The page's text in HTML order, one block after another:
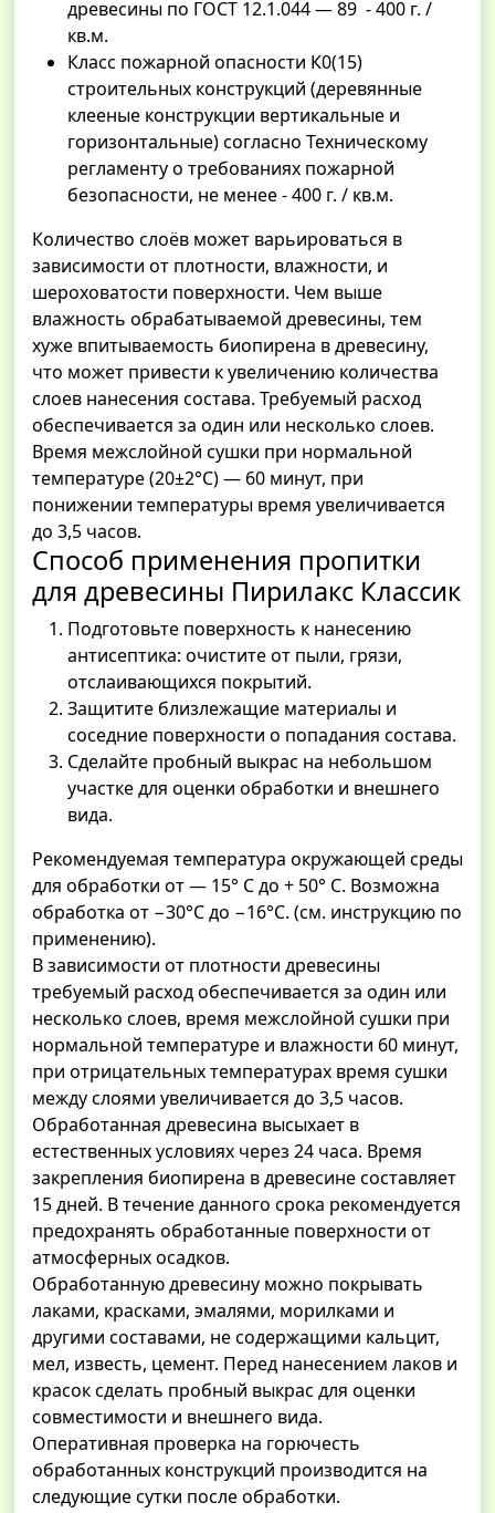
древесины по ГОСТ 12.1.044 — 89 - 400 г. /
кв.м.
Класс пожарной опасности К0(15)
строительных конструкций (деревянные
клееные конструкции вертикальные и
горизонтальные) согласно Техническому
регламенту о требованиях пожарной
безопасности, не менее - 400 г. / кв.м.
Количество слоёв может варьироваться в
зависимости от плотности, влажности, и
шероховатости поверхности. Чем выше
влажность обрабатываемой древесины, тем
хуже впитываемость биопирена в древесину,
что может привести к увеличению количества
слоев нанесения состава. Требуемый расход
обеспечивается за один или несколько слоев.
Время межслойной сушки при нормальной
температуре (20±2°С) — 60 минут, при
понижении температуры время увеличивается
до 3,5 часов.
Способ применения пропитки
для древесины Пирилакс Классик
Подготовьте поверхность к нанесению
антисептика: очистите от пыли, грязи,
отслаивающихся покрытий.
Защитите близлежащие материалы и
соседние поверхности о попадания состава.
Сделайте пробный выкрас на небольшом
участке для оценки обработки и внешнего
вида.
Рекомендуемая температура окружающей среды
для обработки от — 15° С до + 50° С. Возможна
обработка от −30°С до −16°С. (см. инструкцию по
применению).
В зависимости от плотности древесины
требуемый расход обеспечивается за один или
несколько слоев, время межслойной сушки при
нормальной температуре и влажности 60 минут,
при отрицательных температурах время сушки
между слоями увеличивается до 3,5 часов.
Обработанная древесина высыхает в
естественных условиях через 24 часа. Время
закрепления биопирена в древесине составляет
15 дней. В течение данного срока рекомендуется
предохранять обработанные поверхности от
атмосферных осадков.
Обработанную древесину можно покрывать
лаками, красками, эмалями, морилками и
другими составами, не содержащими кальцит,
мел, известь, цемент. Перед нанесением лаков и
красок сделать пробный выкрас для оценки
совместимости и внешнего вида.
Оперативная проверка на горючесть
обработанных конструкций производится на
следующие сутки после обработки.